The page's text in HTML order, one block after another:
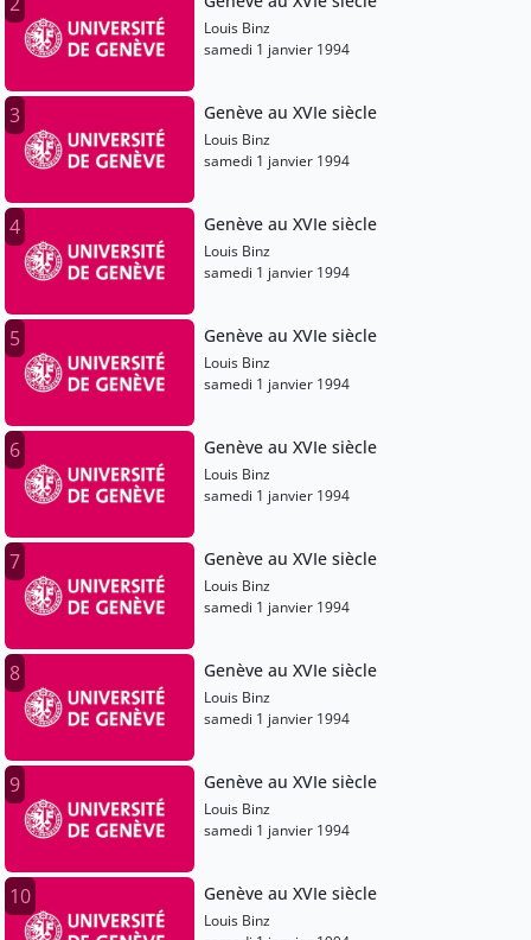
Louis Binz
samedi 1 janvier 1994
3 Genève au XVIe siècle
Louis Binz
samedi 1 janvier 1994
4 Genève au XVIe siècle
Louis Binz
samedi 1 janvier 1994
5 Genève au XVIe siècle
Louis Binz
samedi 1 janvier 1994
6 Genève au XVIe siècle
Louis Binz
samedi 1 janvier 1994
7 Genève au XVIe siècle
Louis Binz
samedi 1 janvier 1994
8 Genève au XVIe siècle
Louis Binz
samedi 1 janvier 1994
9 Genève au XVIe siècle
Louis Binz
samedi 1 janvier 1994
10 Genève au XVIe siècle
Louis Binz